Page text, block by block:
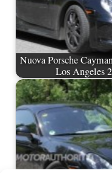
Nuova Porsche
Los Angeles